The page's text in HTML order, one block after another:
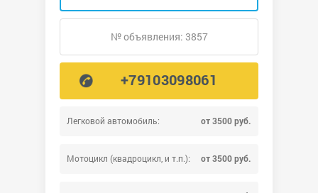
Легковой автомобиль: от 3500 руб.
Мотоцикл (квадроцикл, и т.п.): от 3500 руб.
№ объявления: 3857
+79103098061